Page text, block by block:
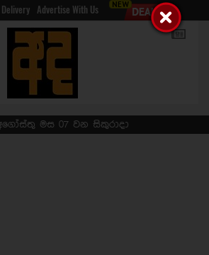
Advertise With Us
මස 07 වන සිකුරාදා